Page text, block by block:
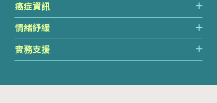
癌症資訊
情緒紓緩
實務支援